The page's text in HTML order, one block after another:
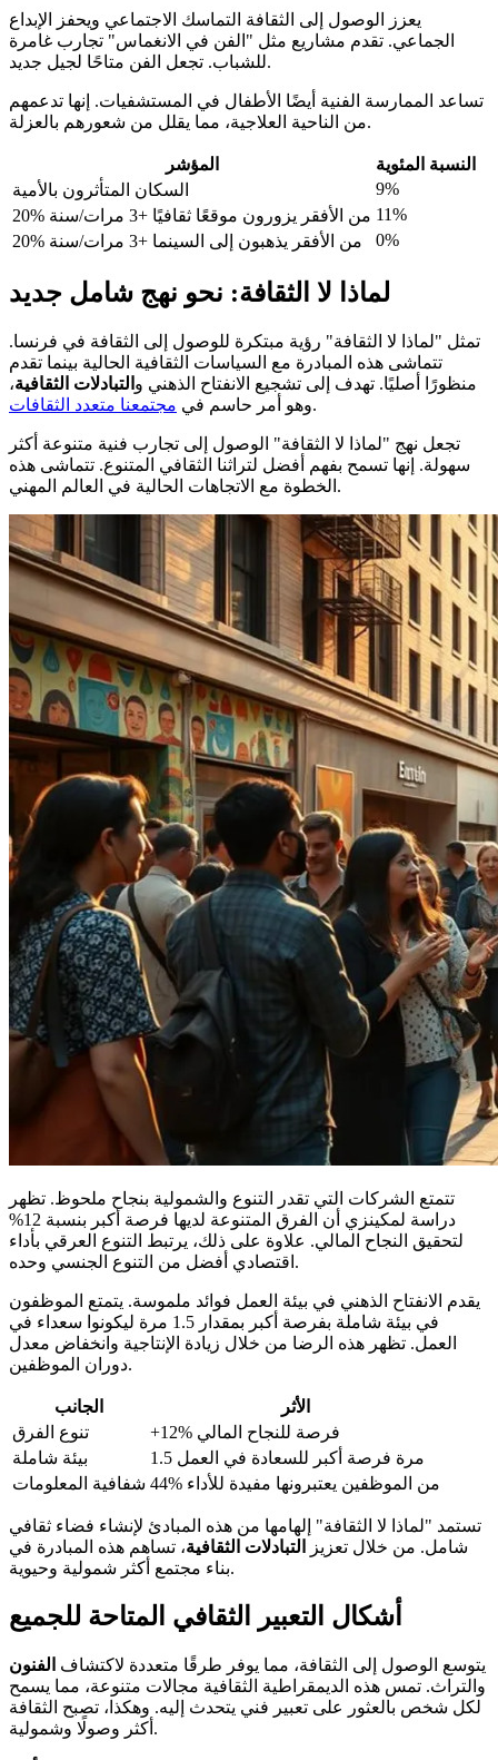
يعزز الوصول إلى الثقافة التماسك الاجتماعي ويحفز الإبداع
الجماعي. تقدم مشاريع مثل "الفن في الانغماس" تجارب غامرة
للشباب. تجعل الفن متاحًا لجيل جديد.
تساعد الممارسة الفنية أيضًا الأطفال في المستشفيات. إنها تدعمهم
من الناحية العلاجية، مما يقلل من شعورهم بالعزلة.
المؤشر
النسبة المئوية
السكان المتأثرون بالأمية
9%
20% من الأفقر يزورون موقعًا ثقافيًا +3 مرات/سنة 11%
20% من الأفقر يذهبون إلى السينما +3 مرات/سنة
0%
لماذا لا الثقافة: نحو نهج شامل جديد
تمثل "لماذا لا الثقافة" رؤية مبتكرة للوصول إلى الثقافة في فرنسا.
تتماشى هذه المبادرة مع السياسات الثقافية الحالية بينما تقدم
منظورًا أصليًا. تهدف إلى تشجيع الانفتاح الذهني و التبادلات الثقافية،
وهو أمر حاسم في مجتمعنا متعدد الثقافات .
تجعل نهج "لماذا لا الثقافة" الوصول إلى تجارب فنية متنوعة أكثر
سهولة. إنها تسمح بفهم أفضل لتراثنا الثقافي المتنوع. تتماشى هذه
الخطوة مع الاتجاهات الحالية في العالم المهني.
تتمتع الشركات التي تقدر التنوع والشمولية بنجاح ملحوظ. تظهر
دراسة لمكينزي أن الفرق المتنوعة لديها فرصة أكبر بنسبة 12%
لتحقيق النجاح المالي. علاوة على ذلك، يرتبط التنوع العرقي بأداء
اقتصادي أفضل من التنوع الجنسي وحده.
يقدم الانفتاح الذهني في بيئة العمل فوائد ملموسة. يتمتع الموظفون
في بيئة شاملة بفرصة أكبر بمقدار 1.5 مرة ليكونوا سعداء في
العمل. تظهر هذه الرضا من خلال زيادة الإنتاجية وانخفاض معدل
دوران الموظفين.
الجانب
الأثر
تنوع الفرق
+12% فرصة للنجاح المالي
بيئة شاملة
1.5 مرة فرصة أكبر للسعادة في العمل
شفافية المعلومات
44% من الموظفين يعتبرونها مفيدة للأداء
تستمد "لماذا لا الثقافة" إلهامها من هذه المبادئ لإنشاء فضاء ثقافي
شامل. من خلال تعزيز
التبادلات الثقافية، تساهم هذه المبادرة في
بناء مجتمع أكثر شمولية وحيوية.
أشكال التعبير الثقافي المتاحة للجميع
يتوسع الوصول إلى الثقافة، مما يوفر طرقًا متعددة لاكتشاف الفنون
والتراث. تمس هذه الديمقراطية الثقافية مجالات متنوعة، مما يسمح
لكل شخص بالعثور على تعبير فني يتحدث إليه. وهكذا، تصبح الثقافة
أكثر وصولًا وشمولية.